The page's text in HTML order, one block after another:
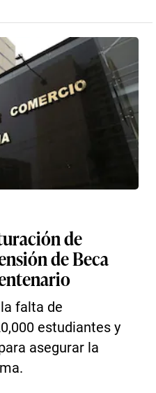
de
de Beca
falta de
estudiantes y
asegurar la